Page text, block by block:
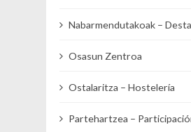
Nabarmendutakoak –
Osasun Zentroa
Ostalaritza – Hostelería
Partehartzea –